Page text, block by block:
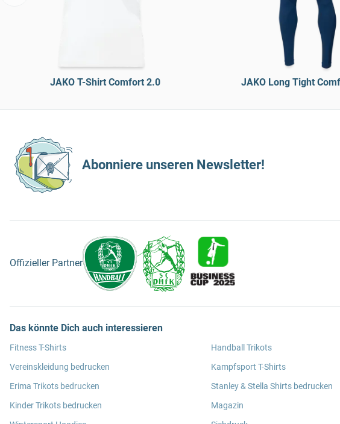
JAKO T-Shirt Comfort 2.0 JAKO Long Tight
Abonniere unseren Newsletter!
Offizieller Partner
Das könnte Dich auch interessieren
Fitness T-Shirts
Vereinskleidung bedrucken
Erima Trikots bedrucken
Kinder Trikots bedrucken
Handball Trikots
Kampfsport T-Shirts
Stanley & Stella Shirts bedrucken
Magazin